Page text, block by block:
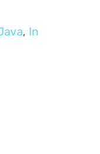
, In